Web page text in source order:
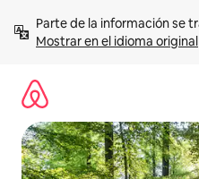
contenidoMostrar en el idioma original